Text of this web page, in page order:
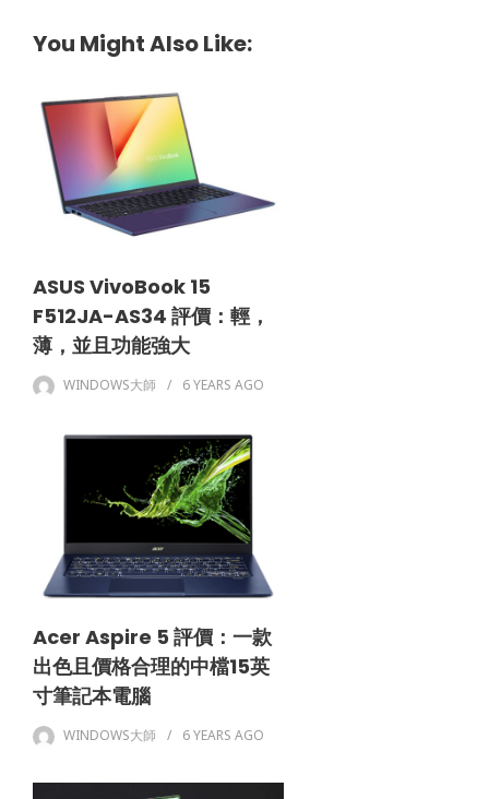
You Might Also Like:
ASUS VivoBook 15
F512JA-AS34 評價：輕，
薄，並且功能強大
WINDOWS大師 6 YEARS AGO
Acer Aspire 5 評價：一款
出色且價格合理的中檔15英
寸筆記本電腦
WINDOWS大師 6 YEARS AGO